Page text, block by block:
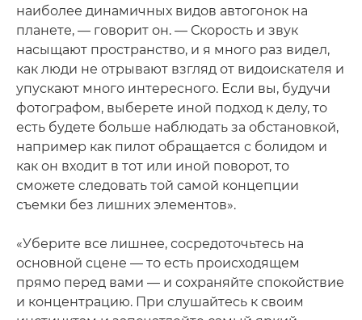
наиболее динамичных видов автогонок на
планете, — говорит он. — Скорость и звук
насыщают пространство, и я много раз видел,
как люди не отрывают взгляд от видоискателя и
упускают много интересного. Если вы, будучи
фотографом, выберете иной подход к делу, то
есть будете больше наблюдать за обстановкой,
например как пилот обращается с болидом и
как он входит в тот или иной поворот, то
сможете следовать той самой концепции
съемки без лишних элементов».
«Уберите все лишнее, сосредоточьтесь на
основной сцене — то есть происходящем
прямо перед вами — и сохраняйте спокойствие
и концентрацию. При слушайтесь к своим